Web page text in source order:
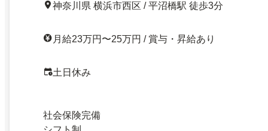
神奈川県 横浜市西区 / 平沼橋駅 徒歩3分
月給23万円〜25万円 / 賞与・昇給あり
土日休み
社会保険完備